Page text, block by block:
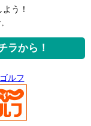
う！
ラから！
ルフ